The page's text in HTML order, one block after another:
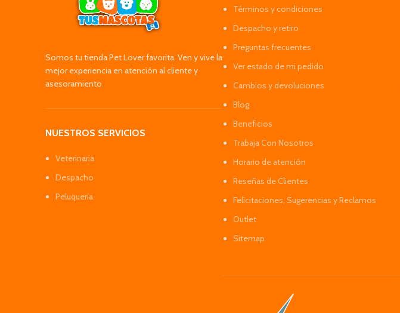
Somos tu tienda Pet Lover favorita. Ven y vive la
mejor experiencia en atención al cliente y
asesoramiento
NUESTROS SERVICIOS
Veterinaria
Despacho
Peluquería
Términos y condiciones
Despacho y retiro
Preguntas frecuentes
Ver estado de mi pedido
Cambios y devoluciones
Blog
Beneficios
Trabaja Con Nosotros
Horario de atención
Reseñas de Clientes
Felicitaciones, Sugerencias y Reclamos
Outlet
Sitemap